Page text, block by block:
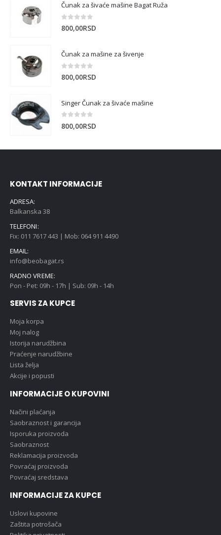
Čunak za šivaće mašine Bagat Ruža
0 out of 5
800,00RSD
Čunak za mašine za šivenje
800,00RSD
Singer Čunak za šivaće mašine
800,00RSD
KONTAKT INFORMACIJE
ADRESA:
Balkanska 38
TELEFONI:
Fix: 011 7617 443 | Mob: 064 911 4490
EMAIL:
info@beobagat.rs
RADNO VREME:
Pon - Pet: 09h - 17h | Sub: 09h - 14h
SERVIS ZA KUPCE
Moja korpa
Moj nalog
Istorija narudžbina
Praćenje narudžbine
Lista želja
Akcije i popusti
INFORMACIJE O KUPOVINI
Načini plaćanja
Saobraznost i garancija
Isporuka proizvoda
Saobraznost
Reklamacija proizvoda
Povraćaj proizvoda
Povraćaj sredstava
INFORMACIJE ZA KUPCE
Uslovi kupovine
Zaštita potrošača